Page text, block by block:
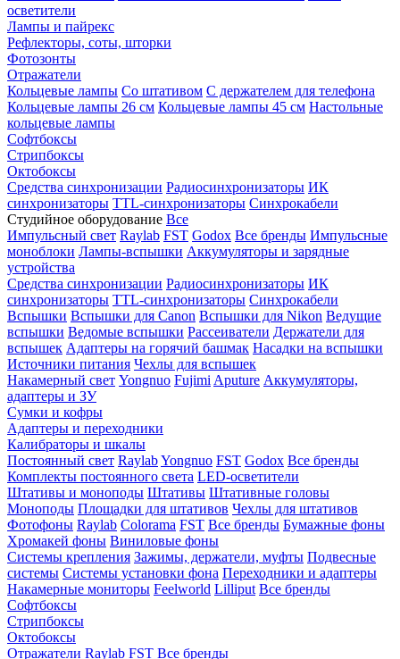
осветители
Лампы и пайрекс
Рефлекторы, соты, шторки
Фотозонты
Отражатели
Кольцевые лампы Со штативом С держателем для телефона
Кольцевые лампы 26 см Кольцевые лампы 45 см Настольные
кольцевые лампы
Софтбоксы
Стрипбоксы
Октобоксы
Средства синхронизации Радиосинхронизаторы ИК
синхронизаторы TTL-синхронизаторы Синхрокабели
Студийное оборудование Все
Импульсный свет Raylab FST Godox Все бренды Импульсные
моноблоки Лампы-вспышки Аккумуляторы и зарядные
устройства
Средства синхронизации Радиосинхронизаторы ИК
синхронизаторы TTL-синхронизаторы Синхрокабели
Вспышки Вспышки для Canon Вспышки для Nikon Ведущие
вспышки Ведомые вспышки Рассеиватели Держатели для
вспышек Адаптеры на горячий башмак Насадки на вспышки
Источники питания Чехлы для вспышек
Накамерный свет Yongnuo Fujimi Aputure Аккумуляторы,
адаптеры и ЗУ
Сумки и кофры
Адаптеры и переходники
Калибраторы и шкалы
Постоянный свет RaylabYongnuo FST Godox Все бренды
Комплекты постоянного света LED-осветители
Штативы и моноподы Штативы Штативные головы
Моноподы Площадки для штативов Чехлы для штативов
Фотофоны Raylab Colorama FST Все бренды Бумажные фоны
Хромакей фоны Виниловые фоны
Системы крепления Зажимы, держатели, муфты Подвесные
системы Системы установки фона Переходники и адаптеры
Накамерные мониторы Feelworld Lilliput Все бренды
Софтбоксы
Стрипбоксы
Октобоксы
Отражатели Raylab FST Все бренды